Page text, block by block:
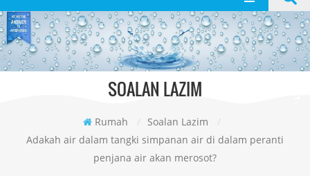
SOALAN LAZIM
Rumah / Soalan Lazim
/
Adakah air dalam tangki simpanan air di dalam peranti
penjana air akan merosot?